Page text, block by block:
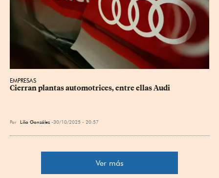
EMPRESAS
Cierran plantas automotrices, entre ellas Audi
Por Lilia González 30/10/2025 - 20:57
Ver más